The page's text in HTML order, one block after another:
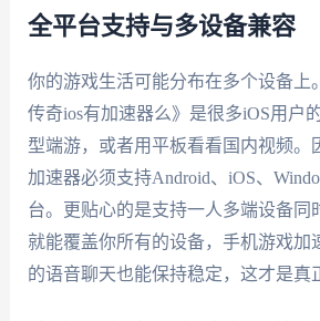
全平台支持与多设备兼容
你的游戏生活可能分布在多个设备上
传奇ios有加速器么》是很多iOS用户
型端游，或者用平板看看国内视频。
加速器必须支持Android、iOS、
台。更贴心的是支持一人多端设备同
就能覆盖你所有的设备，手机游戏加
的语音聊天也能保持稳定，这才是真